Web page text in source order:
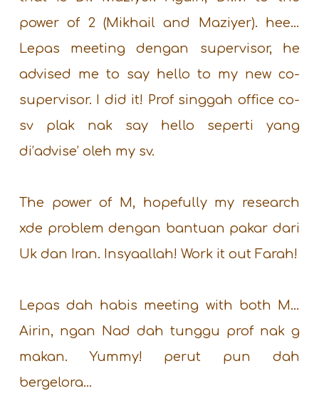
power of 2 (Mikhail and Maziyer). hee…
Lepas meeting dengan supervisor, he
advised me to say hello to my new co-
supervisor. I did it! Prof singgah office co-
sv plak nak say hello seperti yang
di’advise’ oleh my sv.
The power of M, hopefully my research
xde problem dengan bantuan pakar dari
Uk dan Iran. Insyaallah! Work it out Farah!
Lepas dah habis meeting with both M…
Airin, ngan Nad dah tunggu prof nak g
makan. Yummy! perut pun dah
bergelora…